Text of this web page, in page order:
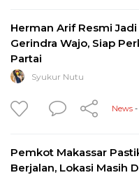
Herman Arif Resmi
Gerindra Wajo, Siap
Partai
Syukur Nutu
News -
Pemkot Makassar
Berjalan, Lokasi Masih